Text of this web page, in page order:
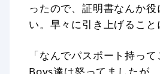
ったので、証明書なんか
い。早々に引き上げること
「なんでパスポート持っ